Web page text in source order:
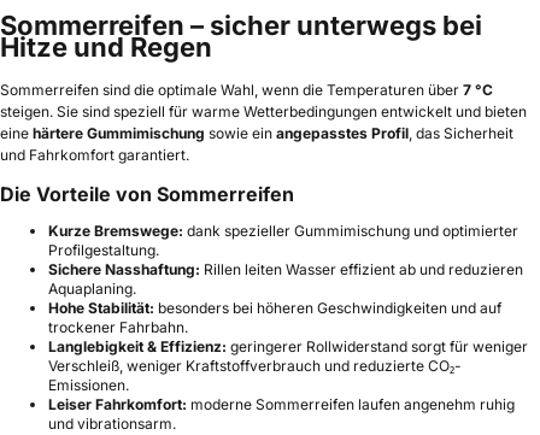
Sommerreifen – sicher unterwegs bei
Hitze und Regen
Sommerreifen sind die optimale Wahl, wenn die Temperaturen über 7 °C
steigen. Sie sind speziell für warme Wetterbedingungen entwickelt und bieten
eine härtere Gummimischung sowie ein angepasstes Profil, das Sicherheit
und Fahrkomfort garantiert.
Die Vorteile von Sommerreifen
Kurze Bremswege: dank spezieller Gummimischung und optimierter
Profilgestaltung.
Sichere Nasshaftung: Rillen leiten Wasser effizient ab und reduzieren
Aquaplaning.
Hohe Stabilität: besonders bei höheren Geschwindigkeiten und auf
trockener Fahrbahn.
Langlebigkeit & Effizienz: geringerer Rollwiderstand sorgt für weniger
Verschleiß, weniger Kraftstoffverbrauch und reduzierte CO₂-
Emissionen.
Leiser Fahrkomfort: moderne Sommerreifen laufen angenehm ruhig
und vibrationsarm.